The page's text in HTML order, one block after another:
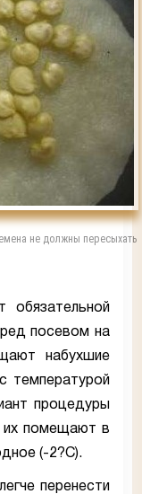
не должны пересыхать
обязательной
посевом на
набухшие
температурой
процедуры
их помещают в
(-2?С).
перенести